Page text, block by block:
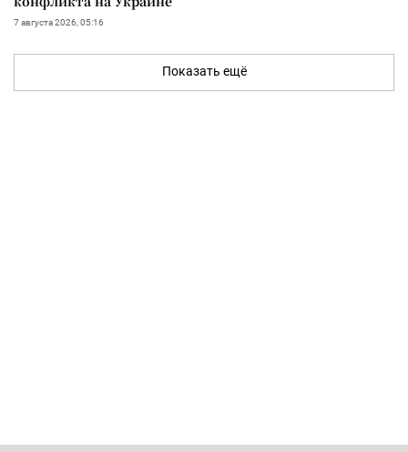
7 августа 2026, 05:16
Показать ещё